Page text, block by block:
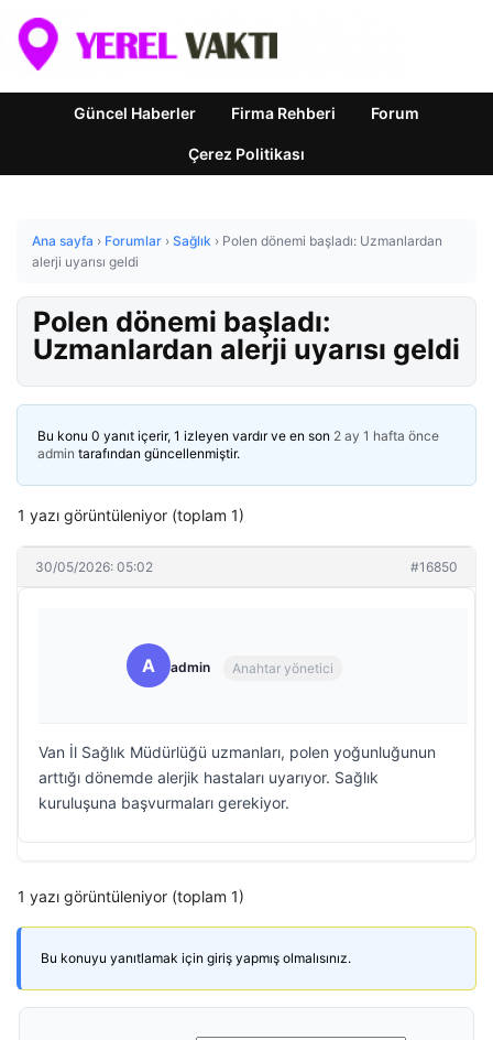
Güncel Haberler Firma Rehberi Forum
Çerez Politikası
Ana sayfa › Forumlar › Sağlık › Polen dönemi başladı: Uzmanlardan
alerji uyarısı geldi
Polen dönemi başladı:
Uzmanlardan alerji uyarısı geldi
Bu konu 0 yanıt içerir, 1 izleyen vardır ve en son 2 ay 1 hafta önce
admin tarafından güncellenmiştir.
1 yazı görüntüleniyor (toplam 1)
30/05/2026: 05:02 #16850
A admin Anahtar yönetici
Van İl Sağlık Müdürlüğü uzmanları, polen yoğunluğunun
arttığı dönemde alerjik hastaları uyarıyor. Sağlık
kuruluşuna başvurmaları gerekiyor.
1 yazı görüntüleniyor (toplam 1)
Bu konuyu yanıtlamak için giriş yapmış olmalısınız.